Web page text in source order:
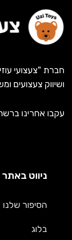
חברת "צעצועי
ושיווק צעצועים
עקבו אחרינו
ניווט באתר
הסיפור שלנו
בלוג